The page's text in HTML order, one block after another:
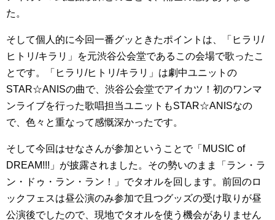
た。
そして個人的に今回一番グッときたポイントは、「ヒラリ/
ヒトリ/キラリ」を元渋谷公会堂であるこの会場で歌ったこ
とです。「ヒラリ/ヒトリ/キラリ」は劇中ユニットの
STAR☆ANISの曲で、渋谷公会堂でアイカツ！初のワンマ
ンライブを行った歌唱担当ユニットもSTAR☆ANISなの
で、色々と重なって感慨深かったです。
そして今回はせなさんが参加ということで「MUSIC of
DREAM!!!」が披露されました。その勢いのまま「ラン・ラ
ン・ドゥ・ラン・ラン！」でタオルを回します。前回のロ
ックフェスは昼公演のみ参加で且つグッズの受け取りが昼
公演後でしたので、現地でタオルを使う機会がありません